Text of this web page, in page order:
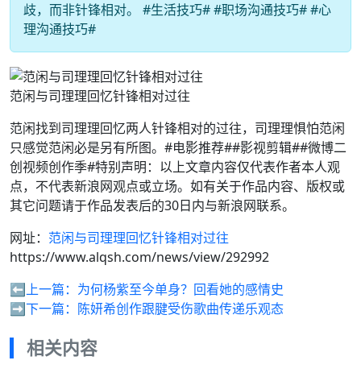
歧，而非针锋相对。 #生活技巧# #职场沟通技巧# #心
理沟通技巧#
范闲与司理理回忆针锋相对过往
范闲找到司理理回忆两人针锋相对的过往，司理理惧怕范闲
只感觉范闲必是另有所图。#电影推荐##影视剪辑##微博二
创视频创作季#特别声明：以上文章内容仅代表作者本人观
点，不代表新浪网观点或立场。如有关于作品内容、版权或
其它问题请于作品发表后的30日内与新浪网联系。
网址： 范闲与司理理回忆针锋相对过往
https://www.alqsh.com/news/view/292992
⬅️上一篇： 为何杨紫至今单身？回看她的感情史
➡️下一篇： 陈妍希创作跟腱受伤歌曲传递乐观态
相关内容